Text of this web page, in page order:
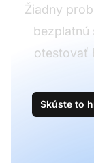
Žiadny
bezplatnú
otestovať
Skúste to